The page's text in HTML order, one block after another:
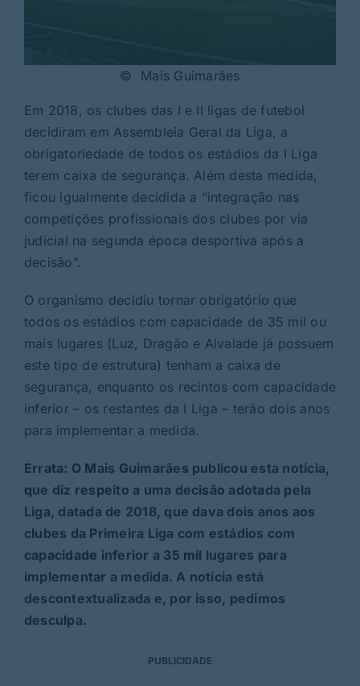
© Mais Guimarães
Em 2018, os clubes das I e II ligas de futebol
decidiram em Assembleia Geral da Liga, a
obrigatoriedade de todos os estádios da I Liga
terem caixa de segurança. Além desta medida,
ficou igualmente decidida a “integração nas
competições profissionais dos clubes por via
judicial na segunda época desportiva após a
decisão”.
O organismo decidiu tornar obrigatório que
todos os estádios com capacidade de 35 mil ou
mais lugares (Luz, Dragão e Alvalade já possuem
este tipo de estrutura) tenham a caixa de
segurança, enquanto os recintos com capacidade
inferior – os restantes da I Liga – terão dois anos
para implementar a medida.
Errata: O Mais Guimarães publicou esta notícia,
que diz respeito a uma decisão adotada pela
Liga, datada de 2018, que dava dois anos aos
clubes da Primeira Liga com estádios com
capacidade inferior a 35 mil lugares para
implementar a medida. A notícia está
descontextualizada e, por isso, pedimos
desculpa.
PUBLICIDADE